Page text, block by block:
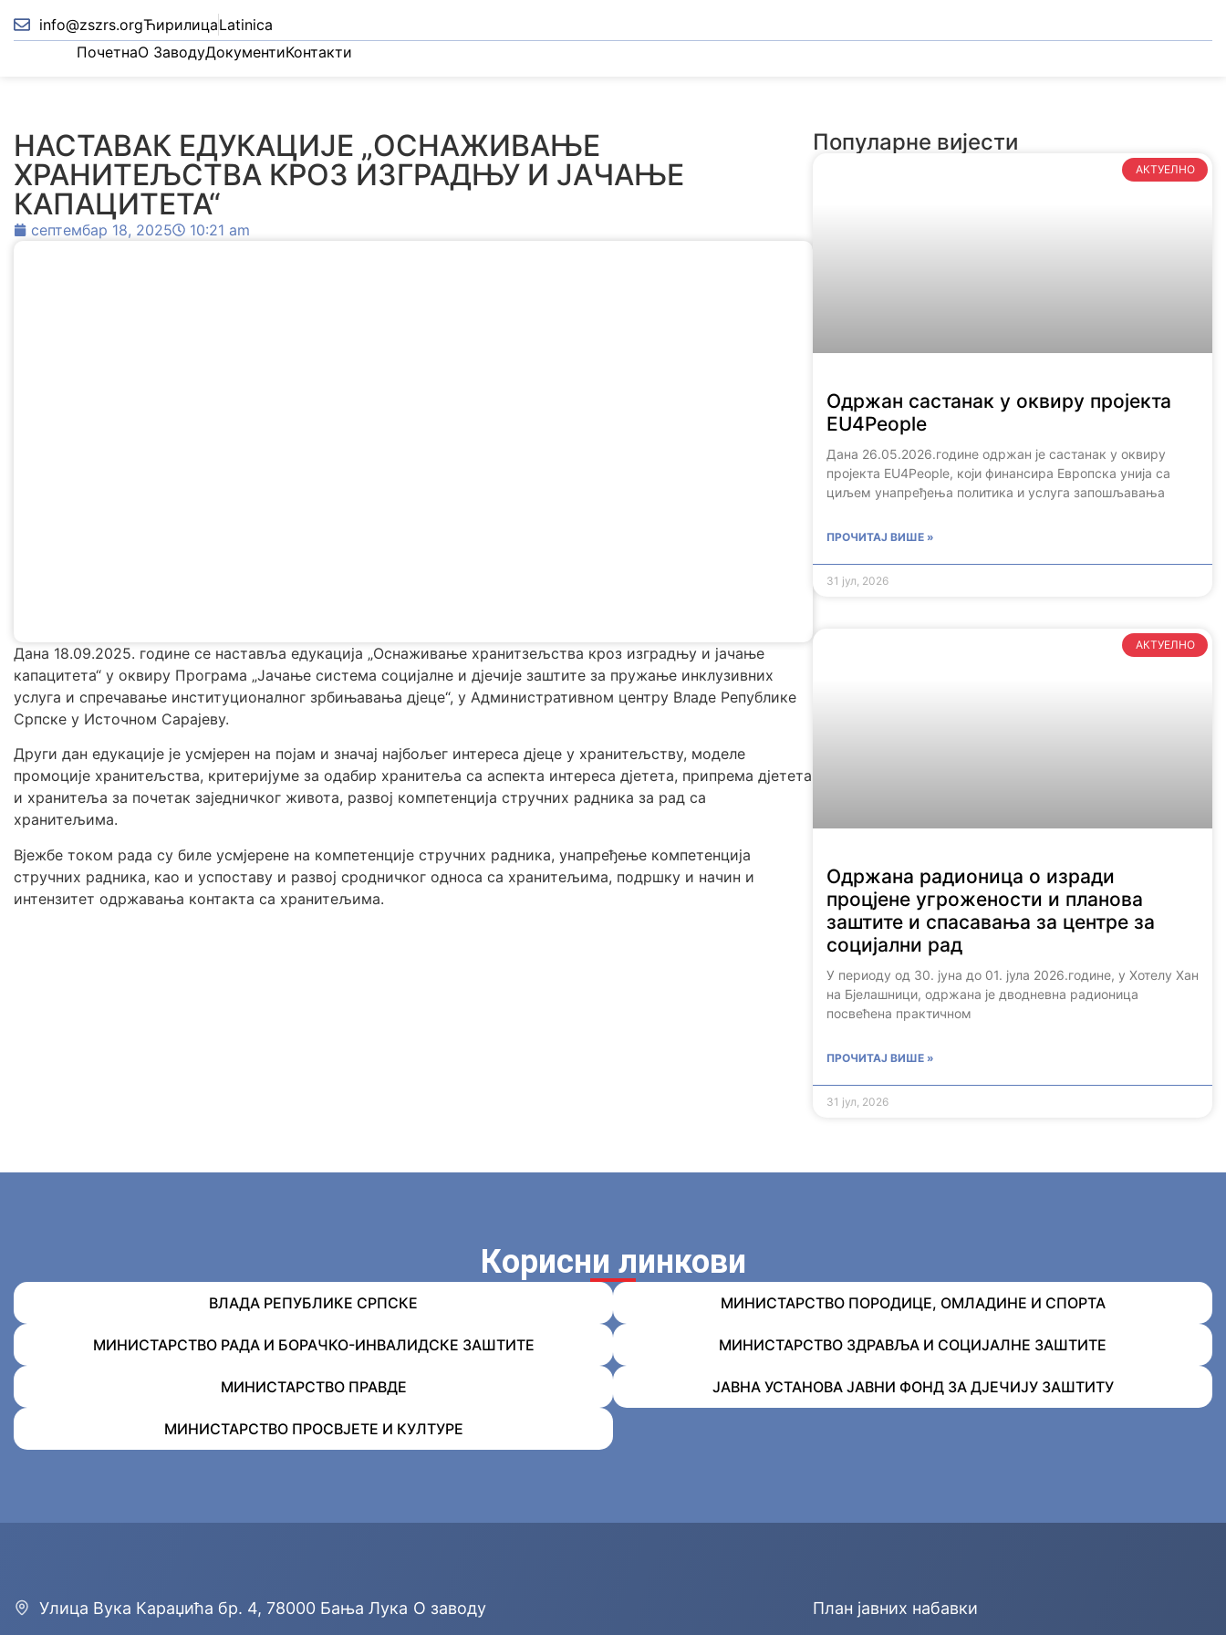
info@zszrs.orgЋирилицаLatinica
ПочетнаО ЗаводуДокументиКонтакти
НАСТАВАК ЕДУКАЦИЈЕ „ОСНАЖИВАЊЕ
ХРАНИТЕЉСТВА КРОЗ ИЗГРАДЊУ И ЈАЧАЊЕ
КАПАЦИТЕТА“
септембар 18, 2025 10:21 am
Дана 18.09.2025. године се наставља едукација „Оснаживање хранитзељства кроз изградњу и јачање
капацитета“ у оквиру Програма „Јачање система социјалне и дјечије заштите за пружање инклузивних
услуга и спречавање институционалног зрбињавања дјеце“, у Административном центру Владе Републике
Српске у Источном Сарајеву.
Други дан едукације је усмјерен на појам и значај најбољег интереса дјеце у хранитељству, моделе
промоције хранитељства, критеријуме за одабир хранитеља са аспекта интереса дјетета, припрема дјетета
и хранитеља за почетак заједничког живота, развој компетенција стручних радника за рад са
хранитељима.
Вјежбе током рада су биле усмјерене на компетенције стручних радника, унапређење компетенција
стручних радника, као и успоставу и развој сродничког односа са хранитељима, подршку и начин и
интензитет одржавања контакта са хранитељима.
Популарне вијести
АКТУЕЛНО
Одржан састанак у оквиру пројекта
EU4People
Дана 26.05.2026.године одржан је састанак у оквиру
пројекта EU4People, који финансира Европска унија са
циљем унапређења политика и услуга запошљавања
ПРОЧИТАЈ ВИШЕ »
31 јул, 2026
АКТУЕЛНО
Одржана радионица о изради
процјене угрожености и планова
заштите и спасавања за центре за
социјални рад
У периоду од 30. јуна до 01. јула 2026.године, у Хотелу Хан
на Бјелашници, одржана је дводневна радионица
посвећена практичном
ПРОЧИТАЈ ВИШЕ »
31 јул, 2026
Корисни линкови
ВЛАДА РЕПУБЛИКЕ СРПСКЕ МИНИСТАРСТВО ПОРОДИЦЕ, ОМЛАДИНЕ И СПОРТА
МИНИСТАРСТВО РАДА И БОРАЧКО-ИНВАЛИДСКЕ ЗАШТИТЕ МИНИСТАРСТВО ЗДРАВЉА И СОЦИЈАЛНЕ ЗАШТИТЕ
МИНИСТАРСТВО ПРАВДЕ ЈАВНА УСТАНОВА ЈАВНИ ФОНД ЗА ДЈЕЧИЈУ ЗАШТИТУ
МИНИСТАРСТВО ПРОСВЈЕТЕ И КУЛТУРЕ
Улицa Вука Караџића бр. 4, 78000 Бања Лука О заводу
План јавних набавки